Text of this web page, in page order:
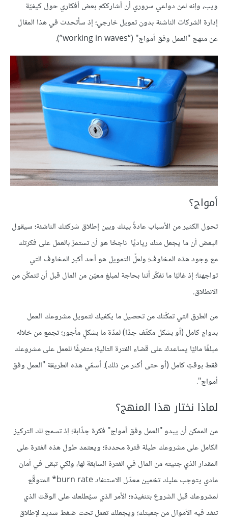
ويب، وإنه لمن دواعي سروري أن أشارككم بعض أفكاري حول كيفيّة
إدارة الشركات الناشئة بدون تمويل خارجي؛ إذ سأتحدث في هذا المقال
عن منهج "العمل وفق أمواج" (“working in waves”).
أمواج؟
تحول الكثير من الأسباب عادةً بينك وبين إطلاق شركتك الناشئة؛ سيقول
البعض أن ما يجعل منك رياديًا ناجحًا هو أن تستمرّ بالعمل على فكرتك
مع وجود هذه المخاوف؛ ولعلّ التمويل هو أحد أكبر المخاوف التي
تواجهنا؛ إذ غالبًا ما نفكّر أننا بحاجة لمبلغ معيّن من المال قبل أن تتمكّن من
الانطلاق.
من الطرق التي تمكّنك من تحصيل ما يكفيك لتمويل مشروعك العمل
بدوامٍ كامل (أو بشكل مكثّف جدًا) لمدّة ما بشكلٍ مأجور؛ تجمع من خلاله
مبلغًا ماليًا يساعدك على قضاء الفترة التالية؛ متفرغًا للعمل على مشروعك
فقط بوقتِ كامل (أو حتى أكثر من ذلك). أسمّي هذه الطريقة "العمل وفق
أمواج".
لماذا نختار هذا المنهج؟
من الممكن أن يبدو "العمل وفق أمواج" فكرة جذّابة؛ إذ تسمح لك التركيز
الكامل على مشروعك طيلة فترة محددة؛ ويعتمد طول هذه الفترة على
المقدار الذي جنيته من المال في الفترة السابقة لها، ولكي تبقى في أمان
مادي يتوجب عليك تخمين معدّل الاستنفاد burn rate* المتوقّع
لمشروعك قبل الشروع بتنفيذه؛ الأمر الذي سيُطلعك على الوقت الذي
تنفد فيه الأموال من جعبتك؛ ويجعلك تعمل تحت ضغط شديد لإطلاق